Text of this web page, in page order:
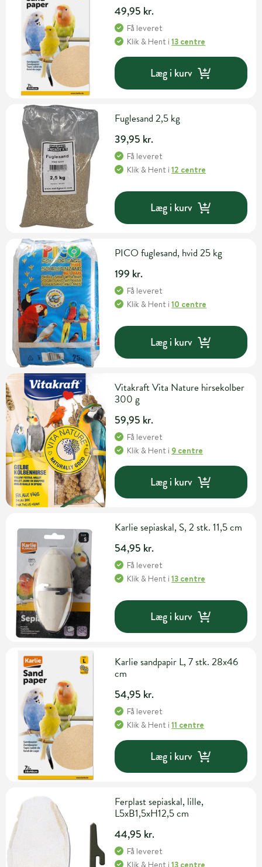
49,95 kr.
Få leveret
Klik & Hent i13 centre
Læg i kurv
Fuglesand 2,5 kg
39,95 kr.
Få leveret
Klik & Hent i12 centre
Læg i kurv
PICO fuglesand, hvid 25 kg
199 kr.
Få leveret
Klik & Hent i10 centre
Læg i kurv
Vitakraft Vita Nature hirsekolber
300 g
59,95 kr.
Få leveret
Klik & Hent i 9 centre
Læg i kurv
Karlie sepiaskal, S, 2 stk. 11,5 cm
54,95 kr.
Få leveret
Klik & Hent i13 centre
Læg i kurv
Karlie sandpapir L, 7 stk. 28x46
cm
54,95 kr.
Få leveret
Klik & Hent i11 centre
Læg i kurv
Ferplast sepiaskal, lille,
L5xB1,5xH12,5 cm
44,95 kr.
Få leveret